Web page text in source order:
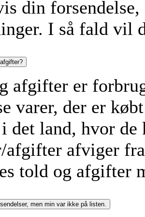
din
I så fald vil
afgifter er
varer, der er
det land, hvor de
afgifter afviger
told og afgifter
men min var ikke på listen.